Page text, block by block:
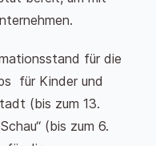
für die
für Kinder und
(bis zum 13.
(bis zum 6.